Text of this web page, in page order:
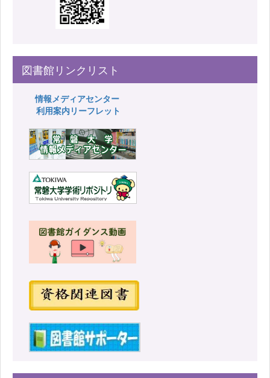
図書館リンクリスト
情報メディアセンター
利用案内リーフレット